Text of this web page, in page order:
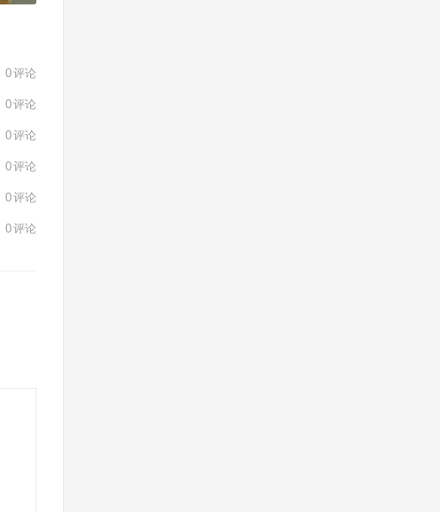
0评论
0评论
0评论
0评论
0评论
0评论